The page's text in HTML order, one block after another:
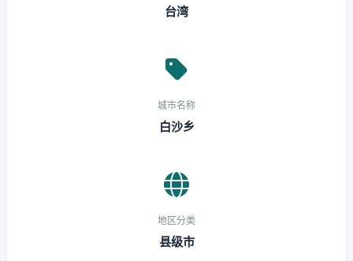
台湾
城市名称
白沙乡
地区分类
县级市